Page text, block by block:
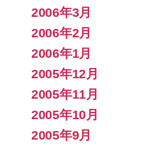
2006年3月
2006年2月
2006年1月
2005年12月
2005年11月
2005年10月
2005年9月